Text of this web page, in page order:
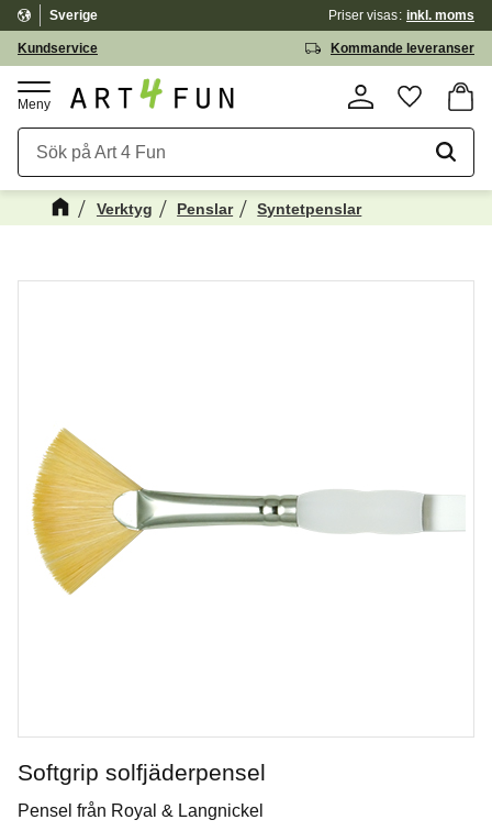
Meny
Kundservice Kommande leveranser
Sverige Priser visas inkl. moms
Verktyg Penslar Syntetpenslar
Softgrip solfjäderpensel
Pensel från Royal & Langnickel